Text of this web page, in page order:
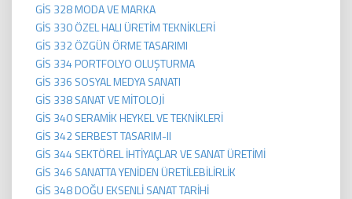
GİS 328 MODA VE MARKA
GİS 330 ÖZEL HALI ÜRETİM TEKNİKLERİ
GİS 332 ÖZGÜN ÖRME TASARIMI
GİS 334 PORTFOLYO OLUŞTURMA
GİS 336 SOSYAL MEDYA SANATI
GİS 338 SANAT VE MİTOLOJİ
GİS 340 SERAMİK HEYKEL VE TEKNİKLERİ
GİS 342 SERBEST TASARIM-II
GİS 344 SEKTÖREL İHTİYAÇLAR VE SANAT ÜRETİMİ
GİS 346 SANATTA YENİDEN ÜRETİLEBİLİRLİK
GİS 348 DOĞU EKSENLİ SANAT TARİHİ